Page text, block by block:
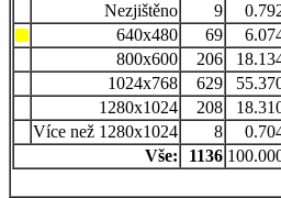
Nezjištěno
9
640x480
69
800x600
206
1024x768
629
1280x1024
208
Více než 1280x1024
8
Vše:
1136